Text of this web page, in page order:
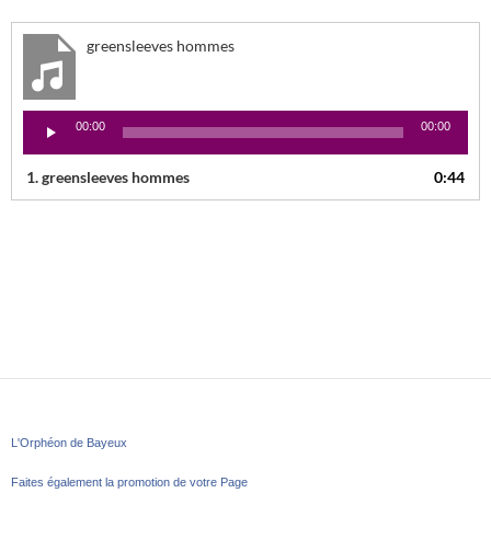
greensleeves hommes
audio
00:00 00:00
1.greensleeves hommes 0:44
L'Orphéon de Bayeux
Faites également la promotion de votre Page